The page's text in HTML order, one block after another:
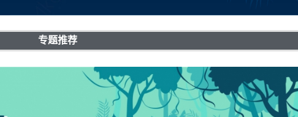
专题推荐